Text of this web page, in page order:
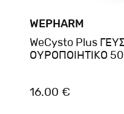
WEPHARM
WeCysto Plus
ΟΥΡΟΠΟΙΗΤΙΚΟ
16.00 €